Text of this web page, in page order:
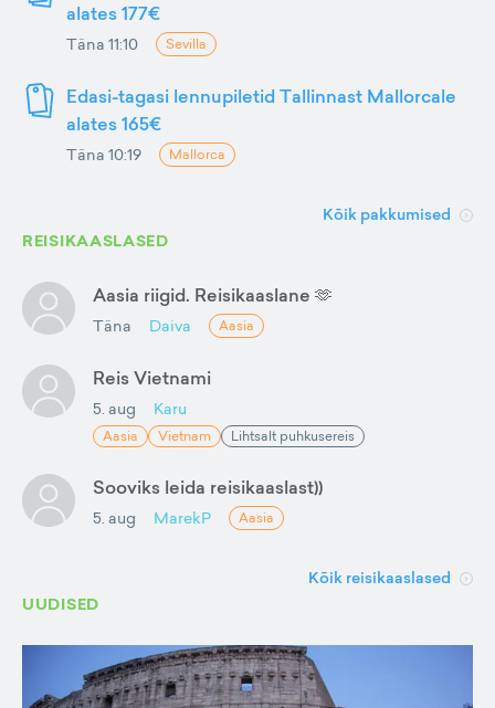
alates 177€
Täna 11:10 Sevilla
Edasi-tagasi lennupiletid Tallinnast Mallorcale
alates 165€
Täna 10:19 Mallorca
Kõik pakkumised
REISIKAASLASED
Aasia riigid. Reisikaaslane 🫶
Täna Daiva Aasia
Reis Vietnami
5. aug Karu
Aasia Vietnam Lihtsalt puhkusereis
Sooviks leida reisikaaslast))
5. aug MarekP Aasia
Kõik reisikaaslased
UUDISED